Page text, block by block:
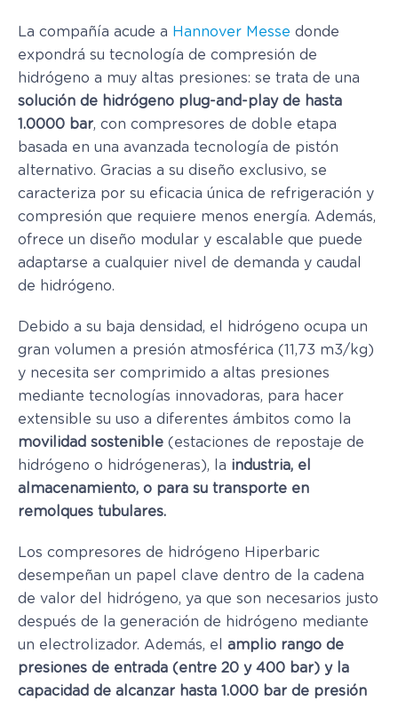
La compañía acude a Hannover Messe donde
expondrá su tecnología de compresión de
hidrógeno a muy altas presiones: se trata de una
solución de hidrógeno plug-and-play de hasta
1.0000 bar, con compresores de doble etapa
basada en una avanzada tecnología de pistón
alternativo. Gracias a su diseño exclusivo, se
caracteriza por su eficacia única de refrigeración y
compresión que requiere menos energía. Además,
ofrece un diseño modular y escalable que puede
adaptarse a cualquier nivel de demanda y caudal
de hidrógeno.
Debido a su baja densidad, el hidrógeno ocupa un
gran volumen a presión atmosférica (11,73 m3/kg)
y necesita ser comprimido a altas presiones
mediante tecnologías innovadoras, para hacer
extensible su uso a diferentes ámbitos como la
movilidad sostenible (estaciones de repostaje de
hidrógeno o hidrógeneras), la industria, el
almacenamiento, o para su transporte en
remolques tubulares.
Los compresores de hidrógeno Hiperbaric
desempeñan un papel clave dentro de la cadena
de valor del hidrógeno, ya que son necesarios justo
después de la generación de hidrógeno mediante
un electrolizador. Además, el amplio rango de
presiones de entrada (entre 20 y 400 bar) y la
capacidad de alcanzar hasta 1.000 bar de presión